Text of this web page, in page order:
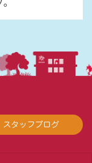
スタッフブログ